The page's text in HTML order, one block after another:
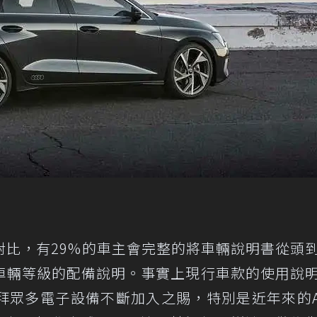
，有29%的車主會完整的將車輛說明書從頭
等級的配備說明。事實上現行車款的使用說
多電子設備不斷加入之賜，特別是近年來的